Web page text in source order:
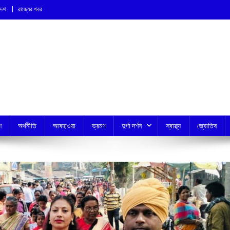
রাজ্যের খবর
অর্থনীতি আবহাওয়া ভ্রমণ দুর্গা দর্শন স্বাস্থ্য জ্যোতিষ